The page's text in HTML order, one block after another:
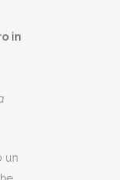
in
un